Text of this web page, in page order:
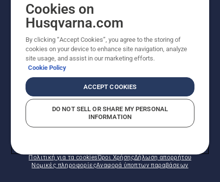
ΕΓΓΡΑΦΉ ΣΤΟ ΕΝΗΜΕΡΩΤΙΚΌ ΔΕΛΤΊΟ
© Husqvarna AB (δημοσ.) Με την επιφύλαξη παντός
Πολιτική για τα cookiesΌροι ΧρήσηςΔήλωση απορρήτου
Νομικές πληροφορίεςΑναφορά ύποπτων παραβάσεων
Cookies on
Husqvarna.com
By clicking “Accept Cookies”, you agree to the storing of
cookies on your device to enhance site navigation, analyze
site usage, and assist in our marketing efforts.
Cookie Policy
ACCEPT COOKIES
DO NOT SELL OR SHARE MY PERSONAL
INFORMATION